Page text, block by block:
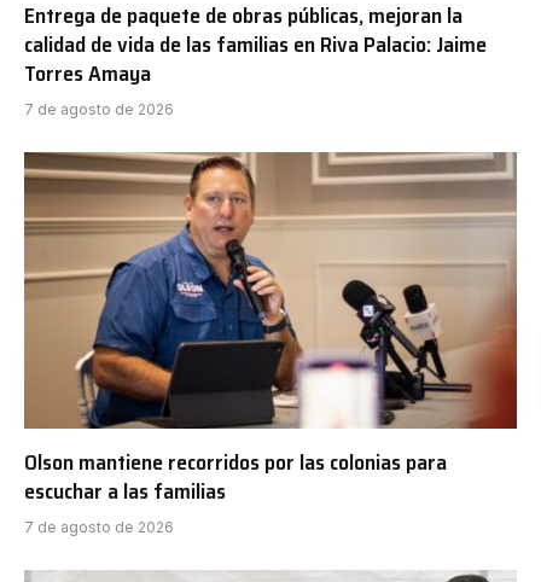
Entrega de paquete de obras públicas, mejoran la
calidad de vida de las familias en Riva Palacio: Jaime
Torres Amaya
7 de agosto de 2026
Olson mantiene recorridos por las colonias para
escuchar a las familias
7 de agosto de 2026